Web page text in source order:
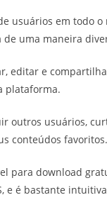
usuários em todo
de uma maneira
editar e
plataforma.
outros usuários,
conteúdos favoritos.
para download
e é bastante